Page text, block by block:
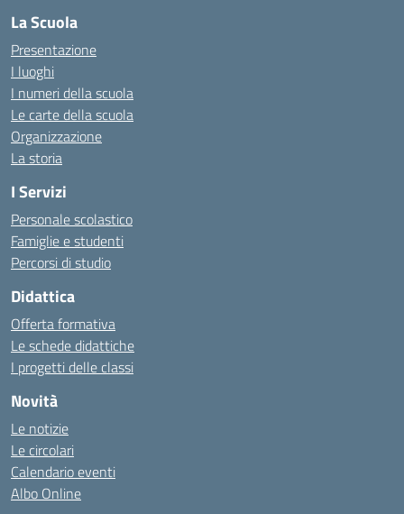
La Scuola
Presentazione
I luoghi
I numeri della scuola
Le carte della scuola
Organizzazione
La storia
I Servizi
Personale scolastico
Famiglie e studenti
Percorsi di studio
Didattica
Offerta formativa
Le schede didattiche
I progetti delle classi
Novità
Le notizie
Le circolari
Calendario eventi
Albo Online